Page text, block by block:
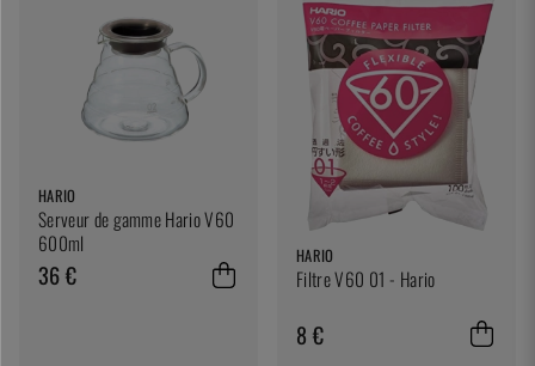
HARIO
Serveur de gamme Hario V60
600ml
36 €
HARIO
Filtre V60 01 - Hario
8 €